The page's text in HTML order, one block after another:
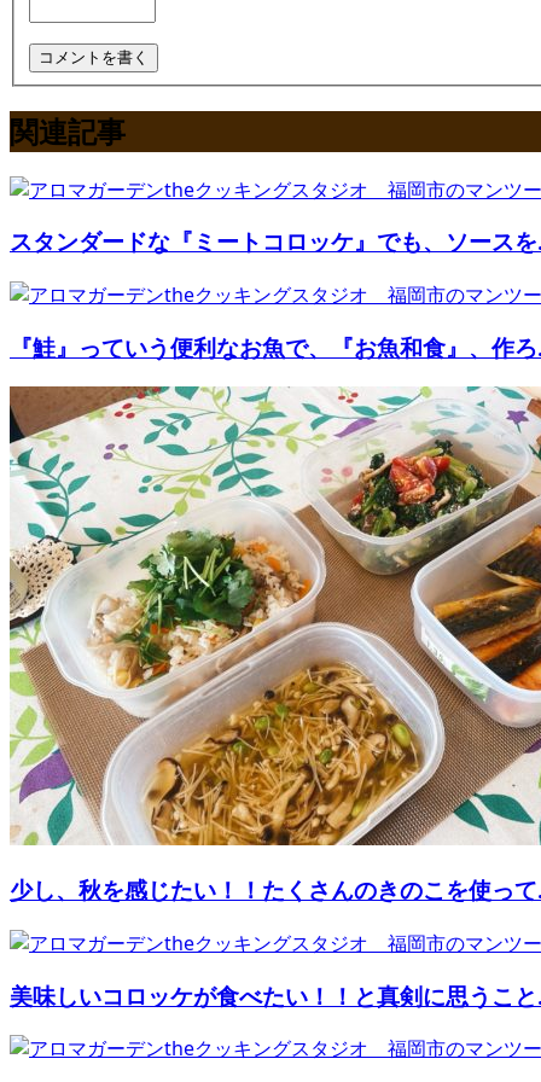
関連記事
スタンダードな『ミートコロッケ』でも、ソース
『鮭』っていう便利なお魚で、『お魚和食』、作
少し、秋を感じたい！！たくさんのきのこを使っ
美味しいコロッケが食べたい！！と真剣に思うこ